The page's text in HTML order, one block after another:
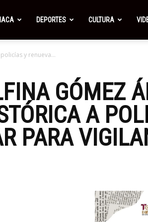
DEPORTES CULTURA
y renueva...
GÓMEZ
A
PARA